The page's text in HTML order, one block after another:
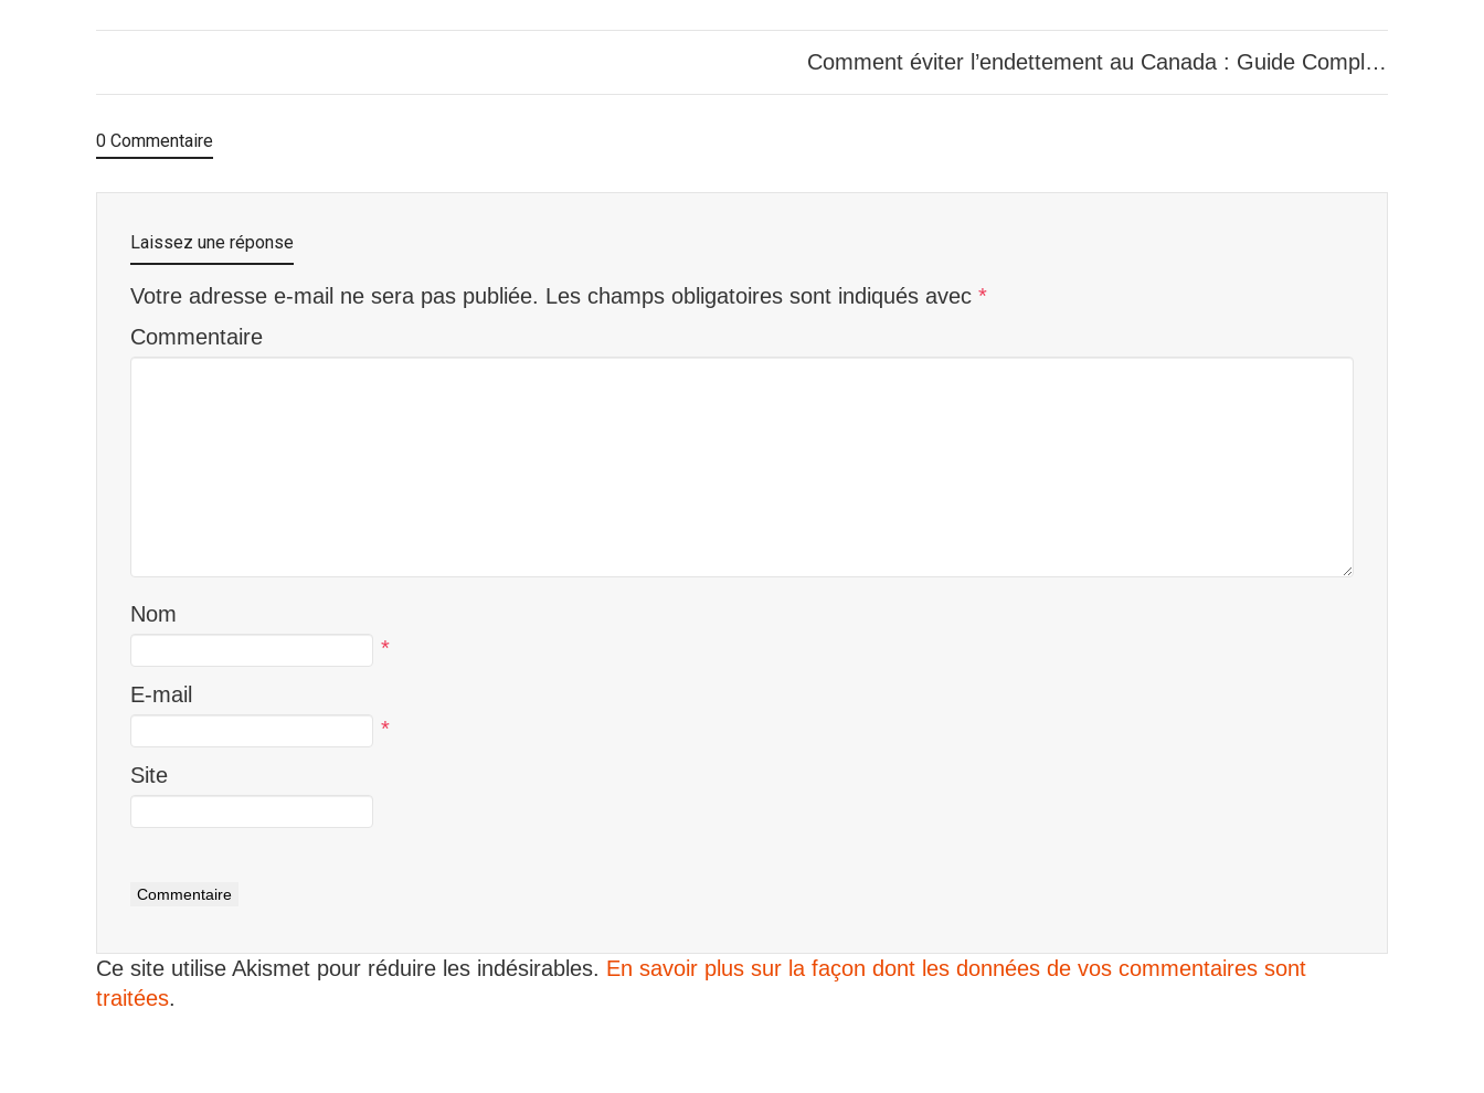
Comment éviter l’endettement au Canada : Guide Complet 2025
0 Commentaire
Laissez une réponse
Votre adresse e-mail ne sera pas publiée. Les champs obligatoires sont indiqués avec *
Commentaire
Nom
*
E-mail
*
Site
Ce site utilise Akismet pour réduire les indésirables. En savoir plus sur la façon dont les données de vos commentaires sont
traitées.